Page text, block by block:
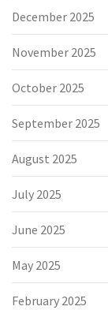
December 2025
November 2025
October 2025
September 2025
August 2025
July 2025
June 2025
May 2025
February 2025